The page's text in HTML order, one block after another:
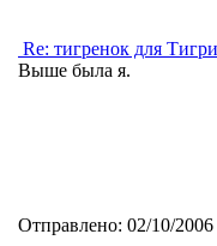
Re: тигренок для
Выше была я.
Отправлено: 02/10/